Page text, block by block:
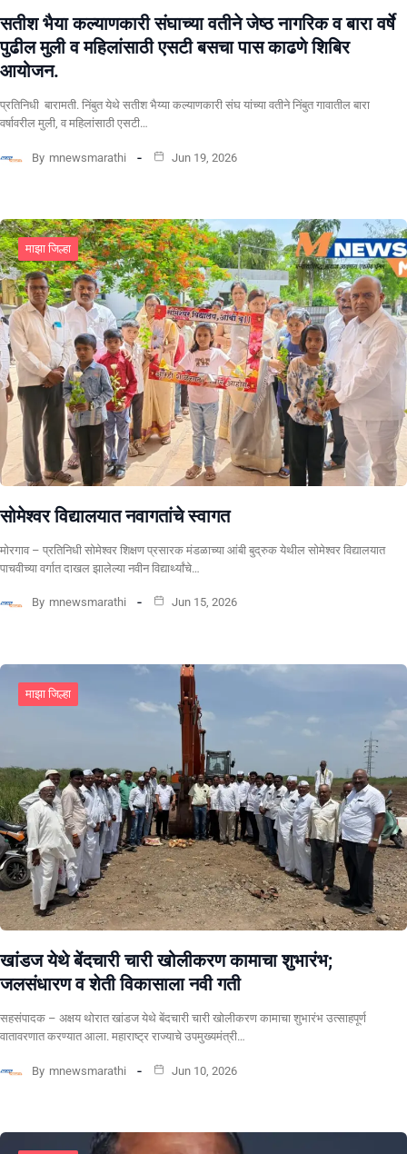
सतीश भैया कल्याणकारी संघाच्या वतीने जेष्ठ नागरिक व बारा वर्षे
पुढील मुली व महिलांसाठी एसटी बसचा पास काढणे शिबिर
आयोजन.
प्रतिनिधी बारामती. निंबुत येथे सतीश भैय्या कल्याणकारी संघ यांच्या वतीने निंबुत गावातील बारा
वर्षावरील मुली, व महिलांसाठी एसटी…
By mnewsmarathi Jun 19, 2026
माझा जिल्हा
सोमेश्वर विद्यालयात नवागतांचे स्वागत
मोरगाव – प्रतिनिधी सोमेश्वर शिक्षण प्रसारक मंडळाच्या आंबी बुद्रुक येथील सोमेश्वर विद्यालयात
पाचवीच्या वर्गात दाखल झालेल्या नवीन विद्यार्थ्यांचे…
By mnewsmarathi Jun 15, 2026
माझा जिल्हा
खांडज येथे बेंदचारी चारी खोलीकरण कामाचा शुभारंभ;
जलसंधारण व शेती विकासाला नवी गती
सहसंपादक – अक्षय थोरात खांडज येथे बेंदचारी चारी खोलीकरण कामाचा शुभारंभ उत्साहपूर्ण
वातावरणात करण्यात आला. महाराष्ट्र राज्याचे उपमुख्यमंत्री…
By mnewsmarathi Jun 10, 2026